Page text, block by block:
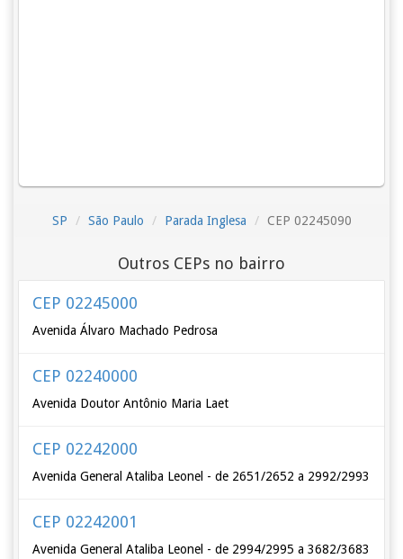
SP São Paulo Parada Inglesa CEP 02245090
Outros CEPs no bairro
CEP 02245000
Avenida Álvaro Machado Pedrosa
CEP 02240000
Avenida Doutor Antônio Maria Laet
CEP 02242000
Avenida General Ataliba Leonel - de 2651/2652 a 2992/2993
CEP 02242001
Avenida General Ataliba Leonel - de 2994/2995 a 3682/3683